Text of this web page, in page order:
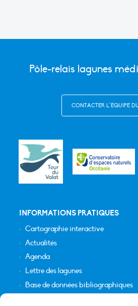
Pôle-relais lagunes
CONTACTER L’ÉQUIPE
INFORMATIONS PRATIQUES
Cartographie interactive
Actualités
Agenda
Lettre des lagunes
Base de données bibliographiques